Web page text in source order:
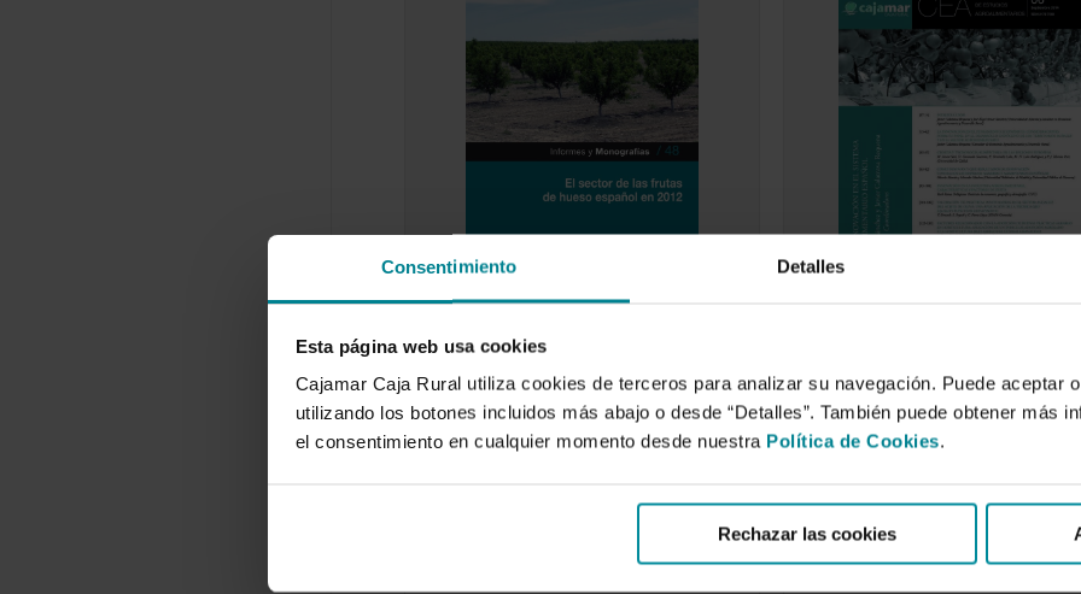
Consentimiento Detalles
Esta página web usa cookies
Cajamar Caja Rural utiliza cookies de terceros para analizar su navegación. Puede aceptar
utilizando los botones incluidos más abajo o desde “Detalles”. También puede obtener más
el consentimiento en cualquier momento desde nuestra Política de Cookies.
Rechazar las cookies
El sector de las frutas de
hueso español en 2012
14 de enero de 2015
Con el presente informe se
descripción del sector de las
sistema agroalimentario
español
4 de septiembre de 2014